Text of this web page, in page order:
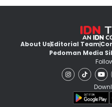
About UsEditorial Team
Pedoman Media